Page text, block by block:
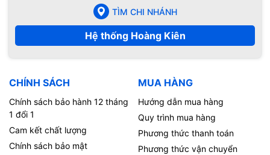
TÌM CHI NHÁNH
Hệ thống Hoàng Kiên
CHÍNH SÁCH
Chính sách bảo hành 12 tháng
1 đổi 1
Cam kết chất lượng
Chính sách bảo mật
MUA HÀNG
Hướng dẫn mua hàng
Quy trình mua hàng
Phương thức thanh toán
Phương thức vận chuyển